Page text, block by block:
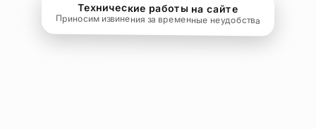
Технические работы на сайте
Приносим извинения за временные неудобства